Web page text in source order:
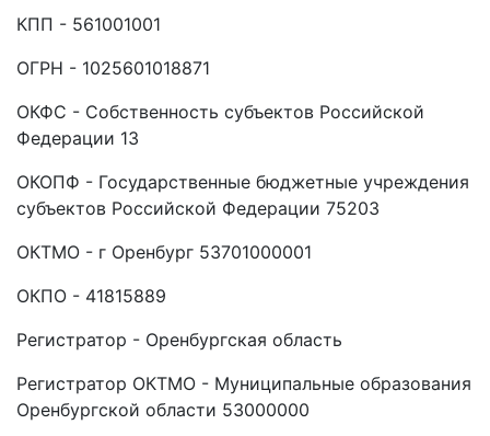
КПП - 561001001
ОГРН - 1025601018871
ОКФС - Собственность субъектов Российской
Федерации 13
ОКОПФ - Государственные бюджетные учреждения
субъектов Российской Федерации 75203
ОКТМО - г Оренбург 53701000001
ОКПО - 41815889
Регистратор - Оренбургская область
Регистратор ОКТМО - Муниципальные образования
Оренбургской области 53000000